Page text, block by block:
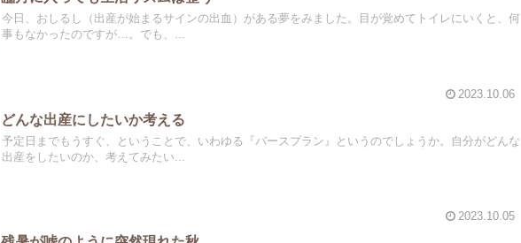
今日、おしるし（出産が始まるサインの出血）がある夢をみました。目が覚めてトイレにいくと、何
事もなかったのですが…。でも、...
2023.10.06
どんな出産にしたいか考える
予定日までもうすぐ、ということで、いわゆる『バースプラン』というのでしょうか。自分がどんな
出産をしたいのか、考えてみたい...
2023.10.05